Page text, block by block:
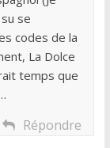
se
codes de la
La Dolce
temps que
Répondre